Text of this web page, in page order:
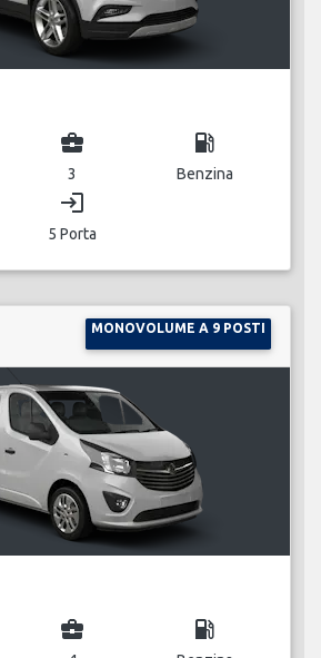
business_center
3
local_gas_station
Benzina
login
5 Porta
MONOVOLUME A 9 POSTI
business_center local_gas_station